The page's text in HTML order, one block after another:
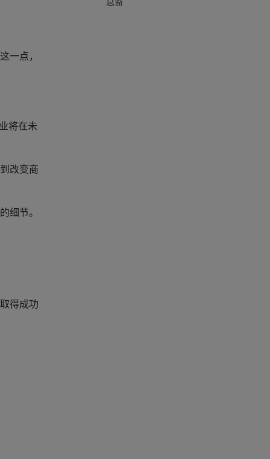
一点，
将在未
改变商
细节。
得成功